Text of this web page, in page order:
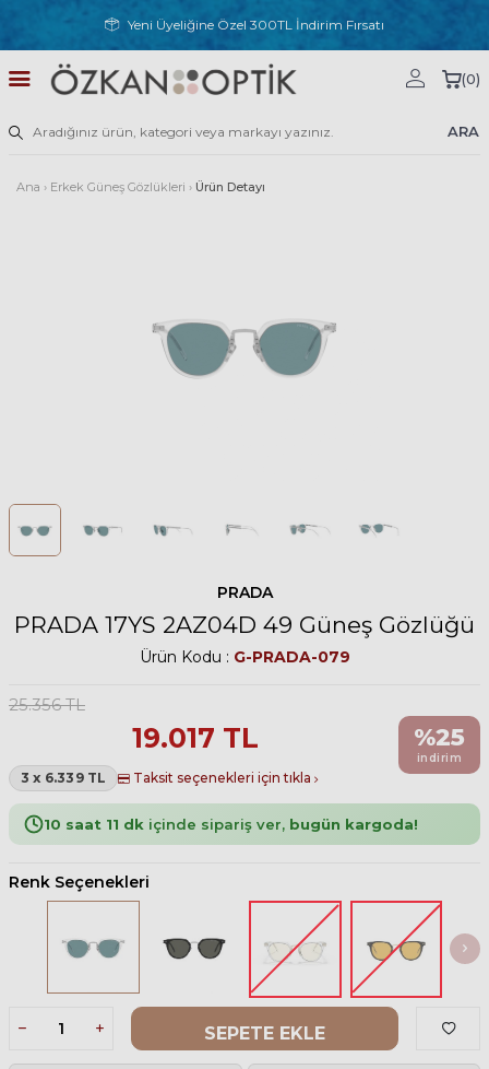
Yeni Üyeliğine Özel 300TL İndirim Fırsatı
ARA
(0)
Ana › Erkek Güneş Gözlükleri › Ürün Detayı
PRADA
PRADA 17YS 2AZ04D 49 Güneş Gözlüğü
Ürün Kodu : G-PRADA-079
25.356TL
19.017 TL
3 x 6.339 TL Taksit seçenekleri için tıkla
%25
indirim
10 saat 11 dk içinde sipariş ver, bugün kargoda!
Renk Seçenekleri
SEPETE EKLE